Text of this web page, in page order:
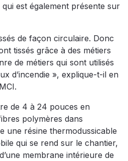
est également présente sur
de façon circulaire. Donc
tissés grâce à des métiers
de métiers qui sont utilisés
d’incendie », explique-t-il en
de 4 à 24 pouces en
polymères dans
une résine thermodussicable
qui se rend sur le chantier,
membrane intérieure de